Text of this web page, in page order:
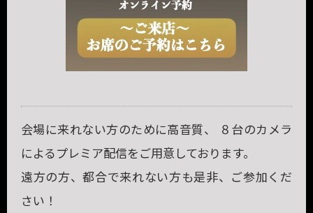
会場に来れない方のために高音質、 ８台のカメラ
によるプレミア配信をご用意しております。
遠方の方、都合で来れない方も是非、ご参加くだ
さい！